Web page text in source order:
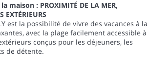
maison : PROXIMITÉ DE LA MER,
EXTÉRIEURS
est la possibilité de vivre des vacances à la
avec la plage facilement accessible à
conçus pour les déjeuners, les
de détente.